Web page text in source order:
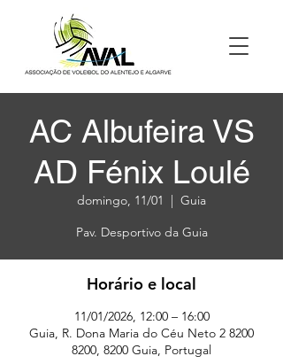
AC Albufeira VS
AD Fénix Loulé
domingo, 11/01
  |
Guia
Pav. Desportivo da Guia
Horário e local
11/01/2026, 12:00 – 16:00
Guia, R. Dona Maria do Céu Neto 2 8200
8200, 8200 Guia, Portugal